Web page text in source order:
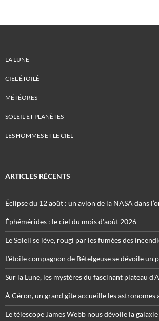
LA LUNE
CIEL ÉTOILÉ
MÉTÉORES
SOLEIL ET PLANÈTES
LES HOMMES ET LE CIEL
ARTICLES RÉCENTS
Éclipse du 12 août : un avion de la NASA dans
Éphémérides : le ciel du mois d’août 2026
Le Soleil se lève, rougi par les fumées des
L’étoile compagnon de Bételgeuse se dévoile un
Sur la Lune, les mystères du fascinant plateau
À Céron, un grand gîte accueille les astronomes
Le télescope James Webb nous dévoile la